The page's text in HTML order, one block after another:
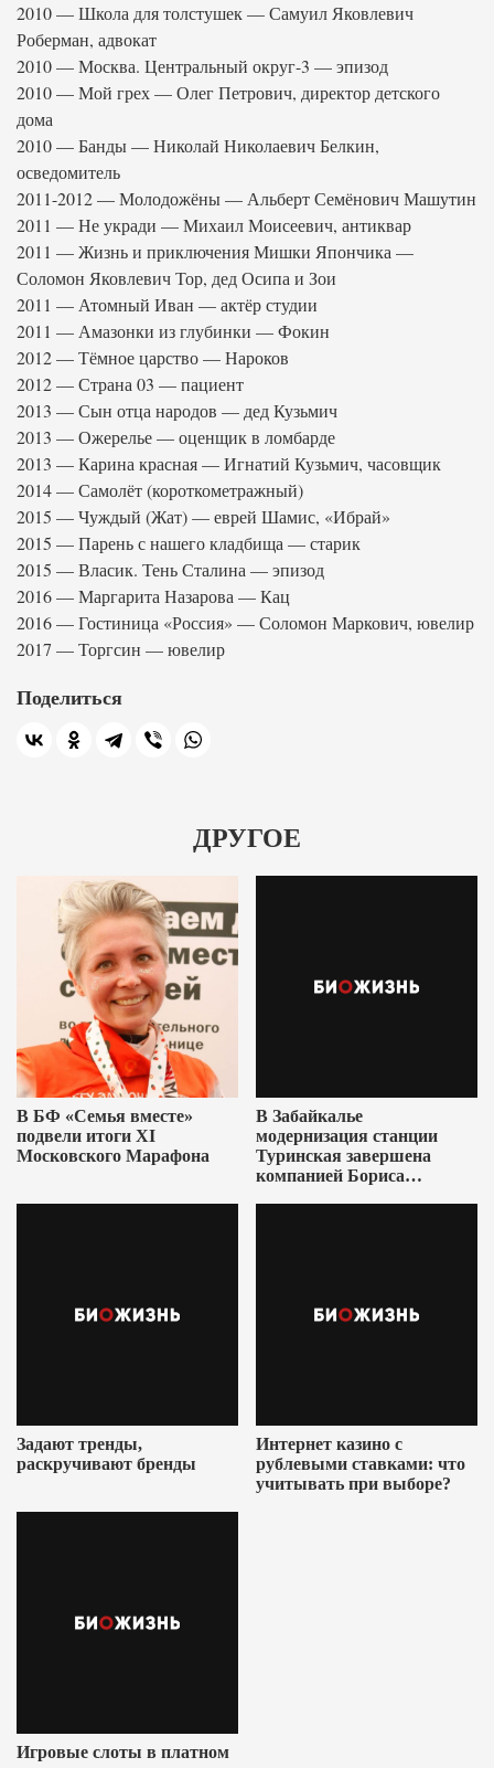
2010 — Школа для толстушек — Самуил Яковлевич
Роберман, адвокат
2010 — Москва. Центральный округ-3 — эпизод
2010 — Мой грех — Олег Петрович, директор детского
дома
2010 — Банды — Николай Николаевич Белкин,
осведомитель
2011-2012 — Молодожёны — Альберт Семёнович Машутин
2011 — Не укради — Михаил Моисеевич, антиквар
2011 — Жизнь и приключения Мишки Япончика —
Соломон Яковлевич Тор, дед Осипа и Зои
2011 — Атомный Иван — актёр студии
2011 — Амазонки из глубинки — Фокин
2012 — Тёмное царство — Нароков
2012 — Страна 03 — пациент
2013 — Сын отца народов — дед Кузьмич
2013 — Ожерелье — оценщик в ломбарде
2013 — Карина красная — Игнатий Кузьмич, часовщик
2014 — Самолёт (короткометражный)
2015 — Чуждый (Жат) — еврей Шамис, «Ибрай»
2015 — Парень с нашего кладбища — старик
2015 — Власик. Тень Сталина — эпизод
2016 — Маргарита Назарова — Кац
2016 — Гостиница «Россия» — Соломон Маркович, ювелир
2017 — Торгсин — ювелир
Поделиться
ДРУГОЕ
В БФ «Семья вместе»
подвели итоги XI
Московского Марафона
В Забайкалье
модернизация станции
Туринская завершена
компанией Бориса
Задают тренды,
раскручивают бренды
Интернет казино с
рублевыми ставками: что
учитывать при выборе?
Игровые слоты в платном